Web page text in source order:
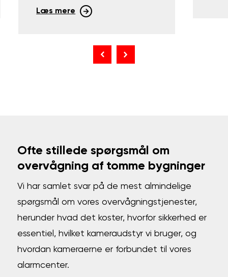
Læs mere
Ofte stillede spørgsmål om
overvågning af tomme bygninger
Vi har samlet svar på de mest almindelige
spørgsmål om vores overvågningstjenester,
herunder hvad det koster, hvorfor sikkerhed er
essentiel, hvilket kameraudstyr vi bruger, og
hvordan kameraerne er forbundet til vores
alarmcenter.